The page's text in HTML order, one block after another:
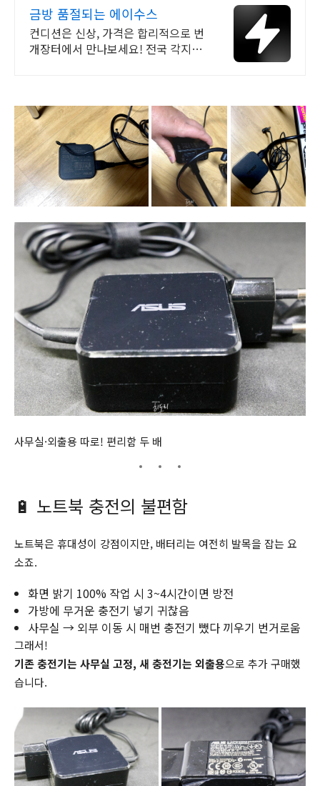
금방 품절되는 에이수스
컨디션은 신상, 가격은 합리적으로 번
개장터에서 만나보세요! 전국 각지에
사무실·외출용 따로! 편리함 두 배
🔋 노트북 충전의 불편함
노트북은 휴대성이 강점이지만, 배터리는 여전히 발목을 잡는 요
소죠.
화면 밝기 100% 작업 시 3~4시간이면 방전
가방에 무거운 충전기 넣기 귀찮음
사무실 → 외부 이동 시 매번 충전기 뺐다 끼우기 번거로움
그래서!
기존 충전기는 사무실 고정, 새 충전기는 외출용으로 추가 구매했
습니다.